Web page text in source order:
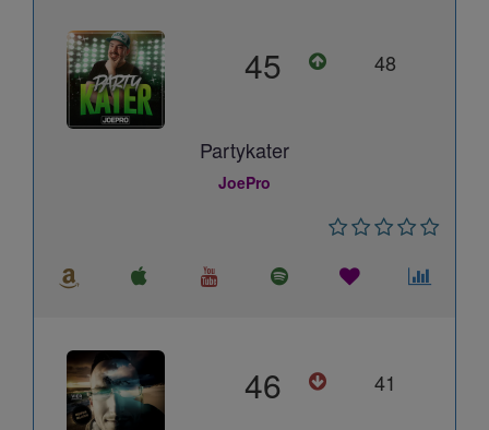
45 48
Partykater
JoePro
46 41